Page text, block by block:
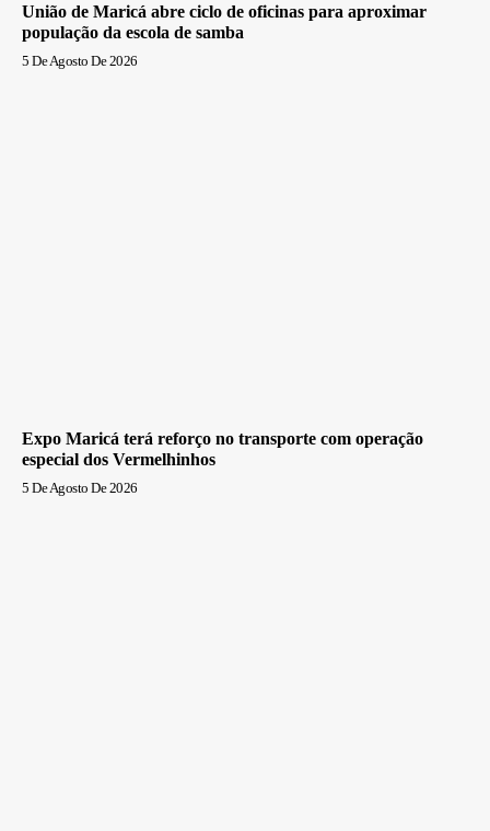
União de Maricá abre ciclo de oficinas para aproximar
população da escola de samba
5 De Agosto De 2026
Expo Maricá terá reforço no transporte com operação
especial dos Vermelhinhos
5 De Agosto De 2026